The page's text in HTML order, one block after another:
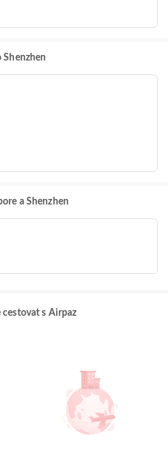
Shenzhen
a Shenzhen
cestovat s Airpaz